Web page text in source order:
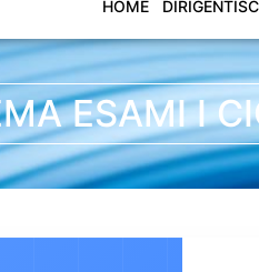
HOME
ESAMI I